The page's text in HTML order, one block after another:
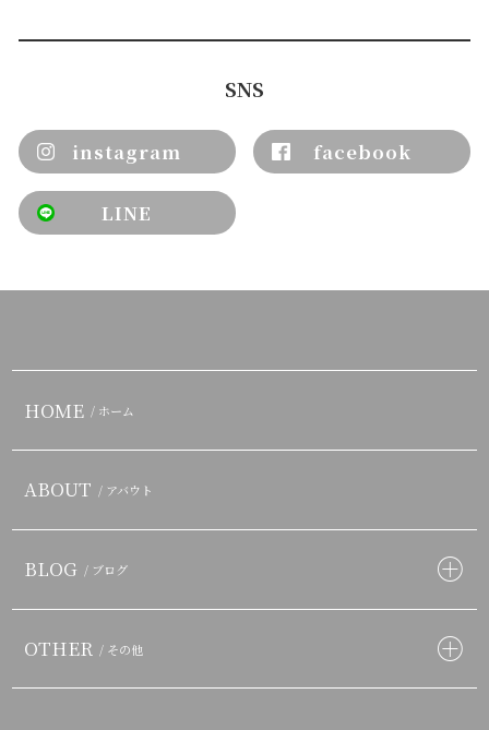
SNS
instagram facebook
LINE
HOME / ホーム
ABOUT / アバウト
BLOG / ブログ
OTHER / その他